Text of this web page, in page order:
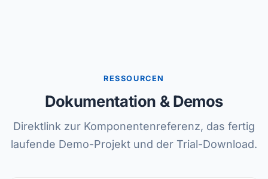
RESSOURCEN
Dokumentation & Demos
Direktlink zur Komponentenreferenz, das fertig
laufende Demo-Projekt und der Trial-Download.